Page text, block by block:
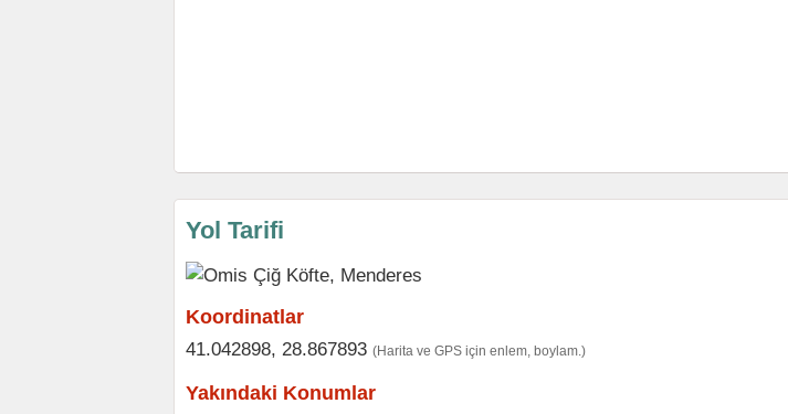
Yol Tarifi
Koordinatlar
41.042898, 28.867893 (Harita ve GPS için enlem, boylam.)
Yakındaki Konumlar